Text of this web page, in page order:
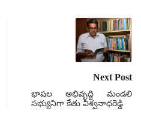
Next Post
భాషల అభివృద్ధి మండలి
సభ్యునిగా కేతు విశ్వనాథరెడ్డి